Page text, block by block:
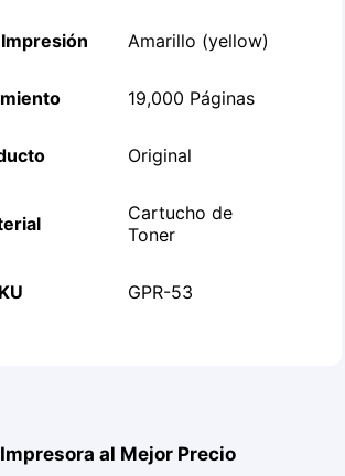
Amarillo (yellow)
19,000 Páginas
Original
Cartucho de
Toner
GPR-53
al Mejor Precio